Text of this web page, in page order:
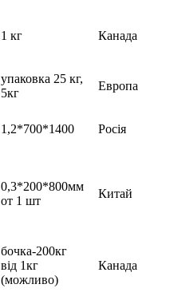
1 кг Канада
упаковка 25 кг,
5кг
Европа
1,2*700*1400 Росія
0,3*200*800мм
от 1 шт
Китай
бочка-200кг
від 1кг
(можливо)
Канада